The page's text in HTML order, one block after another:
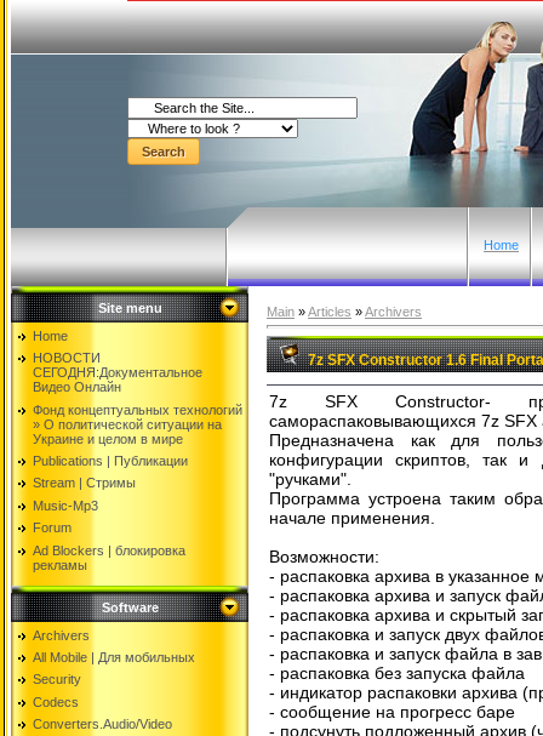
Home
Site menu
Home
НОВОСТИ
СЕГОДНЯ:Документальнoе
Видео Oнлайн
Фонд концептуальных технологий
» O политической ситуации на
Украине и целом в мире
Publications | Публикации
Stream | Стримы
Music-Mp3
Forum
Ad Blockers | блокировкa
рекламы
Software
Archivers
All Mobile | Для мобильных
Security
Codecs
Converters.Audio/Video
Main »Articles »Archivers
7z SFX Constructor 1.6 Final
7z SFX Constructor-
самораспаковывающихся 7z SFX
Предназначена как для
конфигурации скриптов, так
"ручками".
Программа устроена таким
начале применения.
Возможности:
- распаковка архива в указанное
- распаковка архива и запуск
- распаковка архива и скрытый
- распаковка и запуск двух
- распаковка и запуск файла в
- распаковка без запуска файла
- индикатор распаковки архива
- сообщение на прогресс баре
- подсунуть подложенный архив